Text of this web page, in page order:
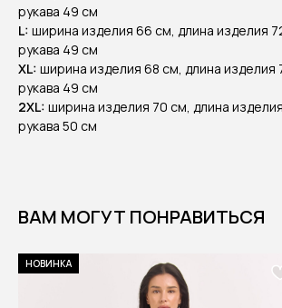
рукава 49 см
L: ширина изделия 66 см, длина изделия
рукава 49 см
XL: ширина изделия 68 см, длина изделия
рукава 49 см
2XL: ширина изделия 70 см, длина
рукава 50 см
ВАМ МОГУТ ПОНРАВИТЬСЯ
НОВИНКА